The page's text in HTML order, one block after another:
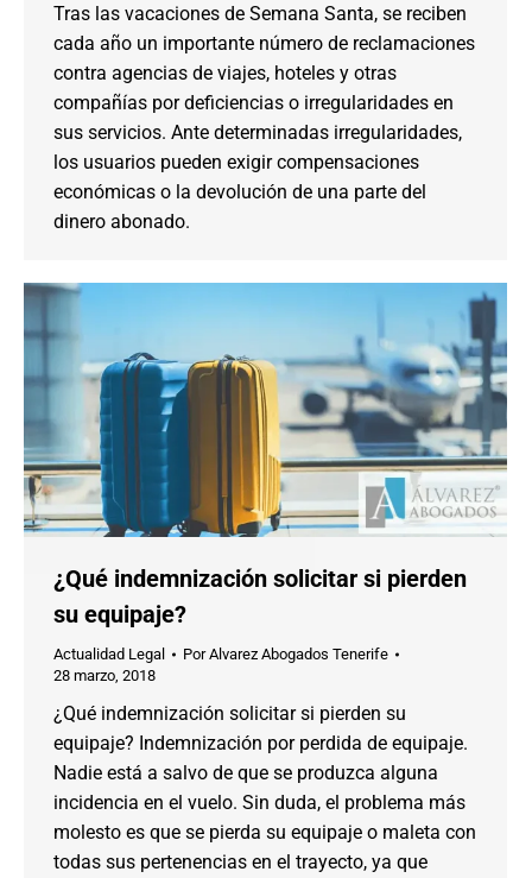
Tras las vacaciones de Semana Santa, se reciben
cada año un importante número de reclamaciones
contra agencias de viajes, hoteles y otras
compañías por deficiencias o irregularidades en
sus servicios. Ante determinadas irregularidades,
los usuarios pueden exigir compensaciones
económicas o la devolución de una parte del
dinero abonado.
¿Qué indemnización solicitar si pierden
su equipaje?
Actualidad Legal PorAlvarez Abogados Tenerife
28 marzo, 2018
¿Qué indemnización solicitar si pierden su
equipaje? Indemnización por perdida de equipaje.
Nadie está a salvo de que se produzca alguna
incidencia en el vuelo. Sin duda, el problema más
molesto es que se pierda su equipaje o maleta con
todas sus pertenencias en el trayecto, ya que